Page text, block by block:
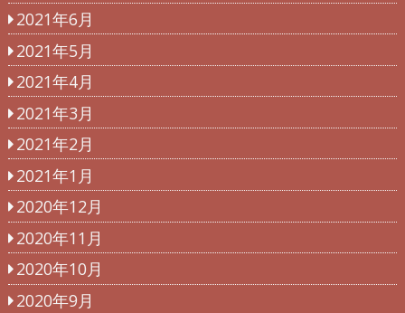
2021年6月
2021年5月
2021年4月
2021年3月
2021年2月
2021年1月
2020年12月
2020年11月
2020年10月
2020年9月